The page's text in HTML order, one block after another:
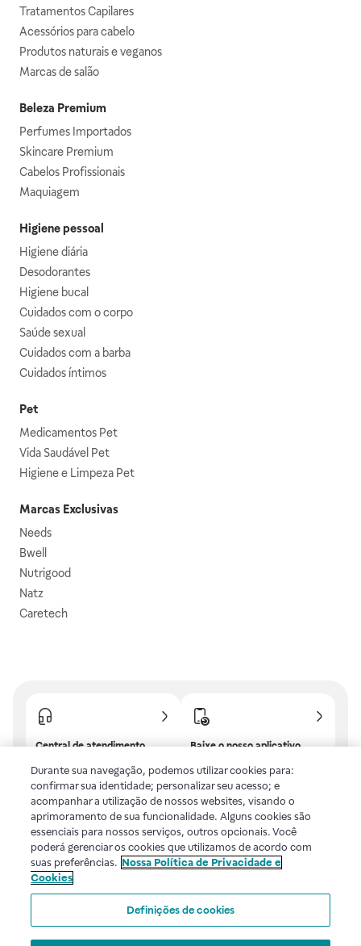
Tratamentos Capilares
Acessórios para cabelo
Produtos naturais e veganos
Marcas de salão
Beleza Premium
Perfumes Importados
Skincare Premium
Cabelos Profissionais
Maquiagem
Higiene pessoal
Higiene diária
Desodorantes
Higiene bucal
Cuidados com o corpo
Saúde sexual
Cuidados com a barba
Cuidados íntimos
Pet
Medicamentos Pet
Vida Saudável Pet
Higiene e Limpeza Pet
Marcas Exclusivas
Needs
Bwell
Nutrigood
Natz
Caretech
Central de atendimento
frequentes ou fale com a
gente.
Baixe o nosso aplicativo
benefícios exclusivos!
Uma empresa
Voltar ao topo
Durante sua navegação, podemos utilizar cookies para:
confirmar sua identidade; personalizar seu acesso; e
acompanhar a utilização de nossos websites, visando o
aprimoramento de sua funcionalidade. Alguns cookies são
essenciais para nossos serviços, outros opcionais. Você
poderá gerenciar os cookies que utilizamos de acordo com
suas preferências. Nossa Política de Privacidade e
Cookies
Definições de cookies